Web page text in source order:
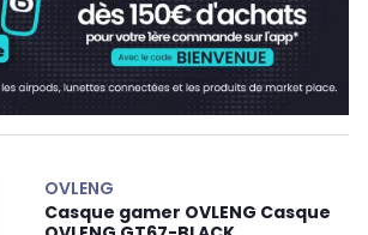
OVLENG
Casque gamer OVLENG Casque